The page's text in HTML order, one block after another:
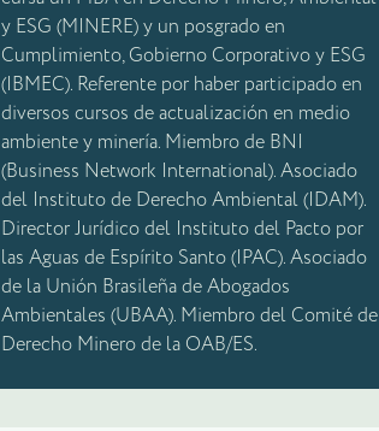
y ESG (MINERE) y un posgrado en
Cumplimiento, Gobierno Corporativo y ESG
(IBMEC). Referente por haber participado en
diversos cursos de actualización en medio
ambiente y minería. Miembro de BNI
(Business Network International). Asociado
del Instituto de Derecho Ambiental (IDAM).
Director Jurídico del Instituto del Pacto por
las Aguas de Espírito Santo (IPAC). Asociado
de la Unión Brasileña de Abogados
Ambientales (UBAA). Miembro del Comité de
Derecho Minero de la OAB/ES.